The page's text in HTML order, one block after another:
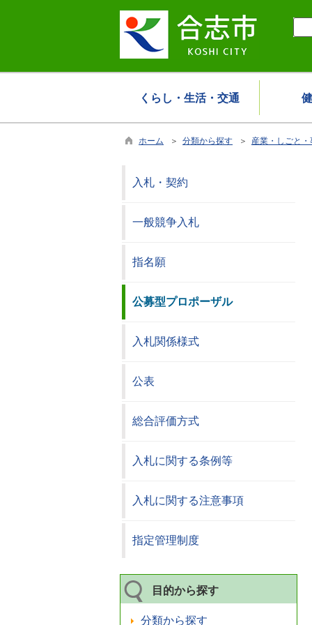
くらし・生活・交通
ホーム ＞ 分類から探す ＞ 産業・しごと
入札・契約
一般競争入札
指名願
公募型プロポーザル
入札関係様式
公表
総合評価方式
入札に関する条例等
入札に関する注意事項
指定管理制度
目的から探す
分類から探す